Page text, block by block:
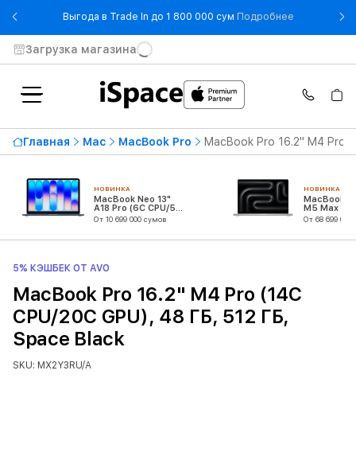
Выгода в Trade In до 1 800 000 сум Подробнее- Выгода в
Загрузка магазина
Главная Mac MacBook Pro MacBook Pro 16.2" M4 Pro
НОВИНКА
MacBook Neo 13"
A18 Pro (6C CPU/5C
GPU)
От 10 699 000 сумов
НОВИНКА
MacBook
M5 Max
CPU/32C
От 68 699 000
5% КЭШБЕК ОТ AVO
MacBook Pro 16.2" M4 Pro (14C
CPU/20C GPU), 48 ГБ, 512 ГБ,
Space Black
SKU: MX2Y3RU/A